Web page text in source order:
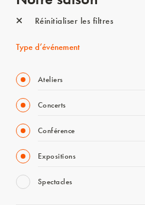
Réinitialiser les filtres
Type d’événement
Ateliers
Concerts
Conférence
Expositions
Spectacles